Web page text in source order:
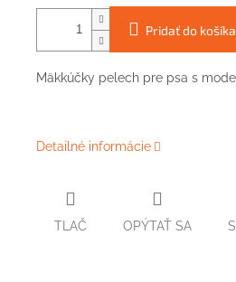
Pridať do košíka
Mäkkúčky pelech pre psa s
Detailné informácie
TLAČ OPÝTAŤ SA